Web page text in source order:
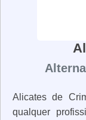
Alicates de
qualquer